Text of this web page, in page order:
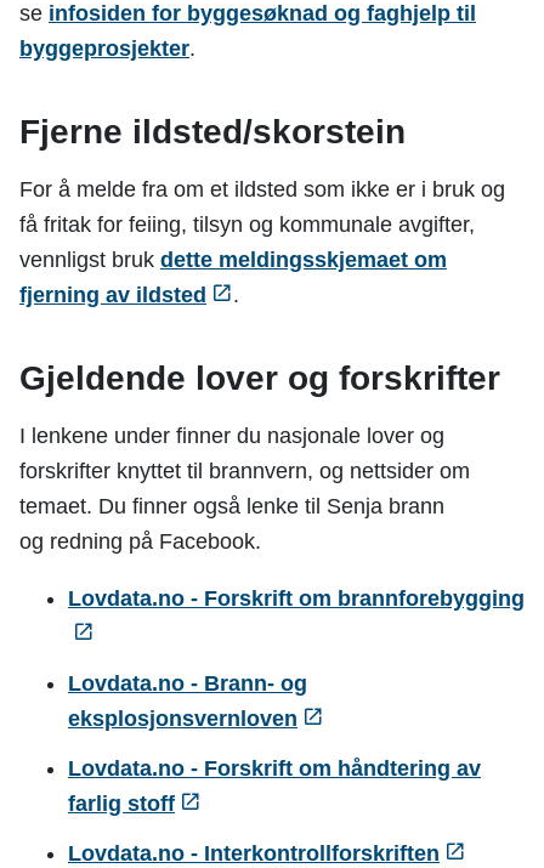
se infosiden for byggesøknad og faghjelp til
byggeprosjekter.
Fjerne ildsted/skorstein
For å melde fra om et ildsted som ikke er i bruk og
få fritak for feiing, tilsyn og kommunale avgifter,
vennligst bruk dette meldingsskjemaet om
fjerning av ildsted
.
Gjeldende lover og forskrifter
I lenkene under finner du nasjonale lover og
forskrifter knyttet til brannvern, og nettsider om
temaet. Du finner også lenke til Senja brann
og redning på Facebook.
Lovdata.no - Forskrift om brannforebygging
Lovdata.no - Brann- og
eksplosjonsvernloven
Lovdata.no - Forskrift om håndtering av
farlig stoff
Lovdata.no - Interkontrollforskriften